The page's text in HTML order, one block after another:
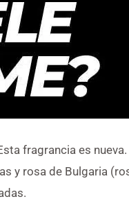
fragrancia es nueva.
y rosa de Bulgaria